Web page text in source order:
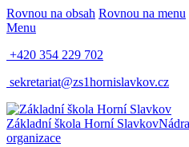
Rovnou na obsah Rovnou na menu
Menu
+420 354 229 702
sekretariat@zs1hornislavkov.cz
Základní škola Horní Slavkov
organizace